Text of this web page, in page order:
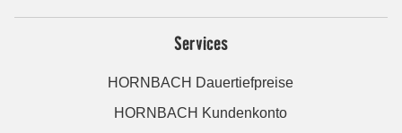
Services
HORNBACH Dauertiefpreise
HORNBACH Kundenkonto